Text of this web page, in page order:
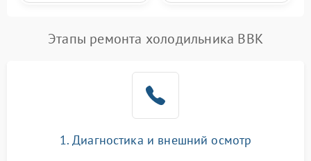
Этапы ремонта холодильника BBK
1. Диагностика и внешний осмотр